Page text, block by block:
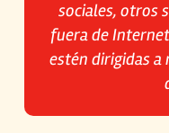
sociales, otros
fuera de
estén dirigidas a